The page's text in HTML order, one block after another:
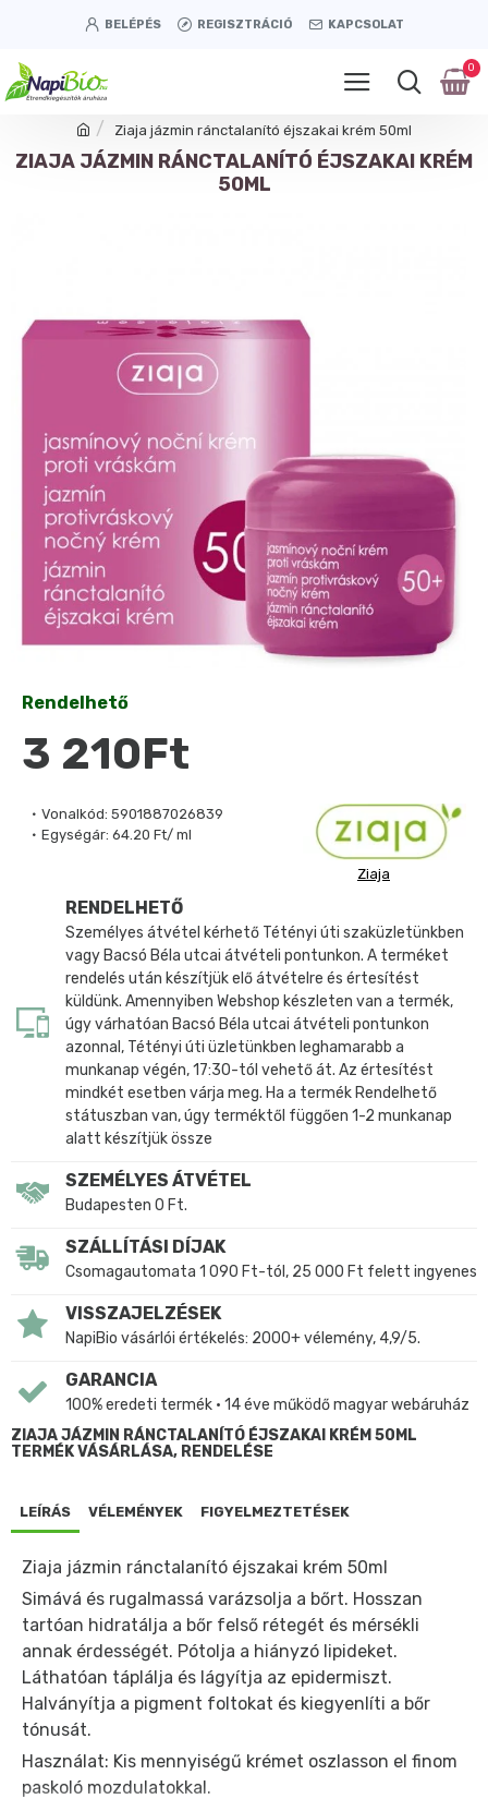
BELÉPÉS REGISZTRÁCIÓ KAPCSOLAT
0
Ziaja jázmin ránctalanító éjszakai krém 50ml
ZIAJA JÁZMIN RÁNCTALANÍTÓ ÉJSZAKAI KRÉM
50ML
Vonalkód: 5901887026839
Egységár: 64.20 Ft/ ml
Ziaja
Rendelhető
3 210Ft
RENDELHETŐ
Személyes átvétel kérhető Tétényi úti szaküzletünkben
vagy Bacsó Béla utcai átvételi pontunkon. A terméket
rendelés után készítjük elő átvételre és értesítést
küldünk. Amennyiben Webshop készleten van a termék,
úgy várhatóan Bacsó Béla utcai átvételi pontunkon
azonnal, Tétényi úti üzletünkben leghamarabb a
munkanap végén, 17:30-tól vehető át. Az értesítést
mindkét esetben várja meg. Ha a termék Rendelhető
státuszban van, úgy terméktől függően 1-2 munkanap
alatt készítjük össze
SZEMÉLYES ÁTVÉTEL
Budapesten 0 Ft.
SZÁLLÍTÁSI DÍJAK
Csomagautomata 1 090 Ft-tól, 25 000 Ft felett ingyenes
VISSZAJELZÉSEK
NapiBio vásárlói értékelés: 2000+ vélemény, 4,9/5.
GARANCIA
100% eredeti termék • 14 éve működő magyar webáruház
ZIAJA JÁZMIN RÁNCTALANÍTÓ ÉJSZAKAI KRÉM 50ML
TERMÉK VÁSÁRLÁSA, RENDELÉSE
LEÍRÁS VÉLEMÉNYEK FIGYELMEZTETÉSEK
Ziaja jázmin ránctalanító éjszakai krém 50ml
Simává és rugalmassá varázsolja a bőrt. Hosszan
tartóan hidratálja a bőr felső rétegét és mérsékli
annak érdességét. Pótolja a hiányzó lipideket.
Láthatóan táplálja és lágyítja az epidermiszt.
Halványítja a pigment foltokat és kiegyenlíti a bőr
tónusát.
Használat: Kis mennyiségű krémet oszlasson el finom
paskoló mozdulatokkal.